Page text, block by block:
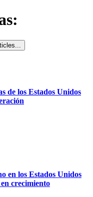
de los Estados Unidos
en los Estados Unidos
crecimiento